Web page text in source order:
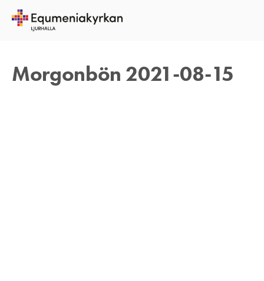
Morgonbön 2021-08-15
15 AUGUSTI 2021